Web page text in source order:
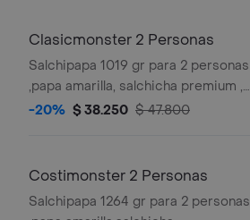
pimienta,maduro guayabo y salsas
Clasicmonster 2 Personas
Salchipapa 1019 gr para 2 personas
,papa amarilla, salchicha premium ,
queso gratinado, ripio y salsas
-20% $ 38.250 $ 47.800
Costimonster 2 Personas
Salchipapa 1264 gr para 2 personas